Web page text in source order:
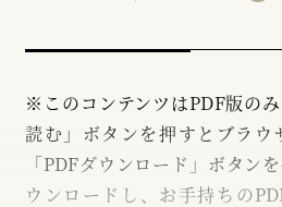
※このコンテンツはPDF版の
読む」ボタンを押すとブラウ
「PDFダウンロード」ボタン
ウンロードし、お手持ちの